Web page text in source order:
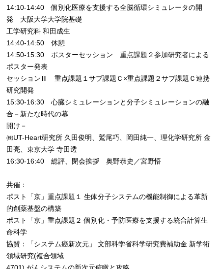
14:10-14:40 個別化医療を支援する全脳循環シミュレータの開
発 大阪大学大学院基礎
工学研究科 和田成生
14:40-14:50 休憩
14:50-15:30 ポスターセッション 重点課題２参加研究者による
ポスター発表
セッションⅢ 重点課題１サブ課題Ｃ×重点課題２サブ課題Ｃ連携
研究開発
15:30-16:30 心臓シミュレーションと分子シミュレーションの融
合－新たな時代の幕
開け－
㈱UT-Heart研究所 久田俊明、鷲尾巧、岡田純一、理化学研究所 金
田亮、東京大学 寺田透
16:30-16:40 総評、閉会挨拶 奥野恭史／宮野悟
共催：
ポスト「京」重点課題１ 生体分子システムの機能制御による革新
的創薬基盤の構築
ポスト「京」重点課題２ 個別化・予防医療を支援する統合計算生
命科学
協賛：「システム癌新次元」 文部科学省科学研究費補助金 新学術
領域研究(複合領域